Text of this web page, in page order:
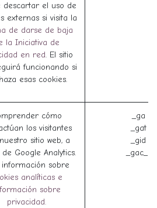
descartar el uso de
externas si visita la
de darse de baja
la Iniciativa de
en red. El sitio
funcionando si
esas cookies.
cómo
los visitantes
sitio web, a
Google Analytics.
información sobre
analíticas e
sobre
privacidad.
_ga
_gat
_gid
_gac_*